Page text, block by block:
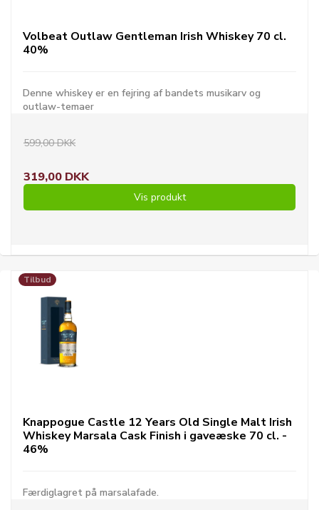
Volbeat Outlaw Gentleman Irish Whiskey 70 cl.
40%
Denne whiskey er en fejring af bandets musikarv og
outlaw-temaer
599,00 DKK
319,00 DKK
Vis produkt
Tilbud
Knappogue Castle 12 Years Old Single Malt Irish
Whiskey Marsala Cask Finish i gaveæske 70 cl. -
46%
Færdiglagret på marsalafade.